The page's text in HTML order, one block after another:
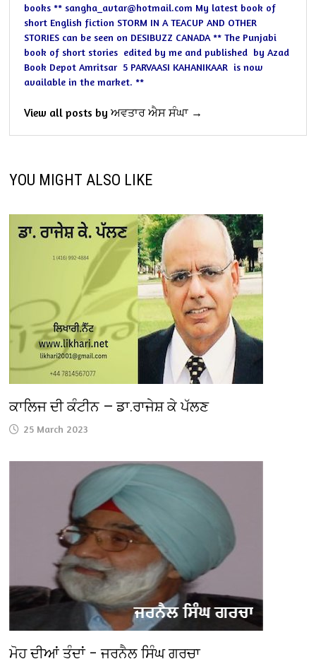
books ** sangha_avtar@hotmail.com My latest book of
short English fiction STORM IN A TEACUP AND OTHER
STORIES can be seen on DESIBUZZ CANADA ** The Punjabi
book of short stories edited by me and published by Azad
Book Depot Amritsar 5 PARVAASI KAHANIKAAR is now
available in the market. **
View all posts by ਅਵਤਾਰ ਐਸ ਸੰਘਾ →
YOU MIGHT ALSO LIKE
ਕਾਲਿਜ ਦੀ ਕੰਟੀਨ — ਡਾ.ਰਾਜੇਸ਼ ਕੇ ਪੱਲਣ
25 March 2023
ਮੋਹ ਦੀਆਂ ਤੰਦਾਂ – ਜਰਨੈਲ ਸਿੰਘ ਗਰਚਾ